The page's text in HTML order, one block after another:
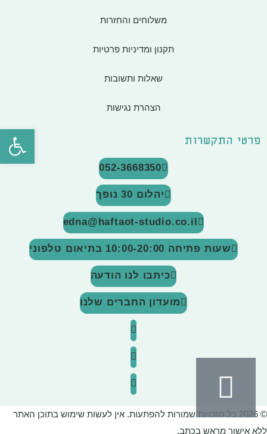
משלוחים והחזרות
תקנון ומדיניות פרטיות
שאלות ותשובות
הצהרת נגישות
פרטי התקשרות
052-3668350
יהלום 30 נופך
edna@haftaot-studio.co.il
שעות פתיחה 10:00-20:00 בתיאום טלפוני
כיתבו לנו הודעה
מועדון החברים שלנו
© 2026 כל הזכויות שמורות להפתעות. אין לעשות שימוש בתוכן האתר
ללא אישור מראש בכתב.
פתח